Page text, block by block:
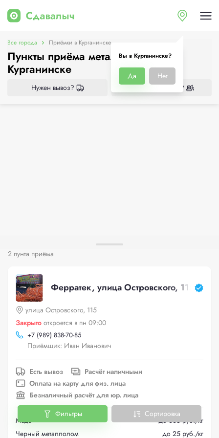
Вы в Курганинске?
Да Нет
Все города Приёмки в Курганинске
Пункты приёма металлолома в
Курганинске
Нужен вывоз? Нужен демонтаж?
2 пунта приёма
Ферратек, улица Островского, 115
улица Островского, 115
Закрыто откроется в пн 09:00
+7 (989) 838-70-85
Приёмщик: Иван Иванович
Есть вывоз
Расчёт наличными
Оплата на карту для физ. лица
Безналичный расчёт для юр. лица
Медь
до 665 руб./кг
Черный металлолом
до 25 руб./кг
Фильтры Сортировка